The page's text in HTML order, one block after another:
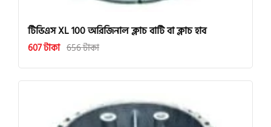
টিভিএস XL 100 অরিজিনাল ক্লাচ বাটি বা ক্লাচ হাব
607 টাকা 656 টাকা